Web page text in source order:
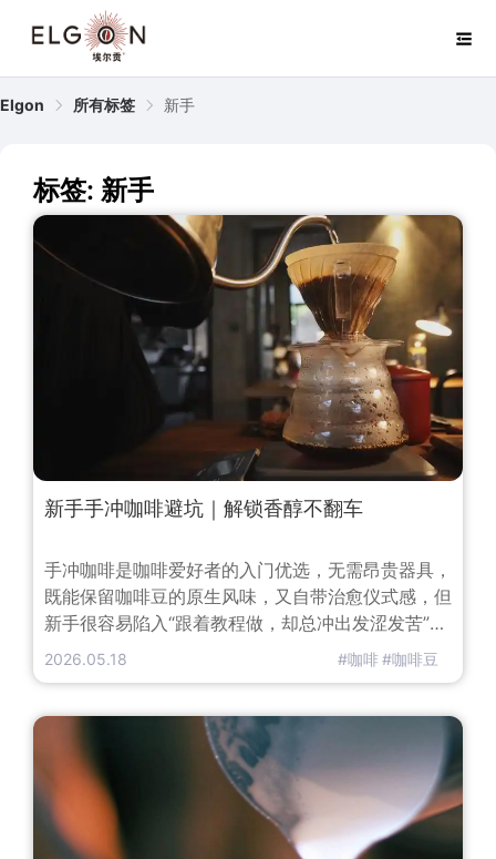
Elgon 所有标签 新手
标签: 新手
新手手冲咖啡避坑｜解锁香醇不翻车
手冲咖啡是咖啡爱好者的入门优选，无需昂贵器具，
既能保留咖啡豆的原生风味，又自带治愈仪式感，但
新手很容易陷入“跟着教程做，却总冲出发涩发苦”的
误区。
2026.05.18 #咖啡#咖啡豆